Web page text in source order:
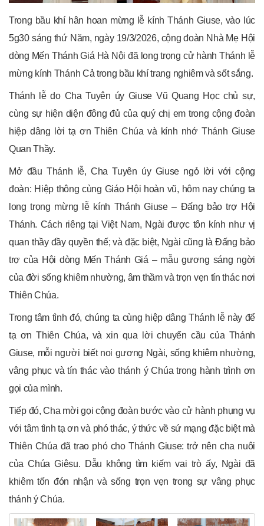
Trong bầu khí hân hoan mừng lễ kính Thánh Giuse, vào lúc
5g30 sáng thứ Năm, ngày 19/3/2026, cộng đoàn Nhà Mẹ Hội
dòng Mến Thánh Giá Hà Nội đã long trọng cử hành Thánh lễ
mừng kính Thánh Cả trong bầu khí trang nghiêm và sốt sắng.
Thánh lễ do Cha Tuyên úy Giuse Vũ Quang Học chủ sự,
cùng sự hiện diện đông đủ của quý chị em trong cộng đoàn
hiệp dâng lời tạ ơn Thiên Chúa và kính nhớ Thánh Giuse
Quan Thầy.
Mở đầu Thánh lễ, Cha Tuyên úy Giuse ngỏ lời với cộng
đoàn: Hiệp thông cùng Giáo Hội hoàn vũ, hôm nay chúng ta
long trọng mừng lễ kính Thánh Giuse – Đấng bảo trợ Hội
Thánh. Cách riêng tại Việt Nam, Ngài được tôn kính như vị
quan thầy đầy quyền thế; và đặc biệt, Ngài cũng là Đấng bảo
trợ của Hội dòng Mến Thánh Giá – mẫu gương sáng ngời
của đời sống khiêm nhường, âm thầm và trọn vẹn tín thác nơi
Thiên Chúa.
Trong tâm tình đó, chúng ta cùng hiệp dâng Thánh lễ này để
tạ ơn Thiên Chúa, và xin qua lời chuyển cầu của Thánh
Giuse, mỗi người biết noi gương Ngài, sống khiêm nhường,
vâng phục và tín thác vào thánh ý Chúa trong hành trình ơn
gọi của mình.
Tiếp đó, Cha mời gọi cộng đoàn bước vào cử hành phụng vụ
với tâm tình tạ ơn và phó thác, ý thức về sứ mạng đặc biệt mà
Thiên Chúa đã trao phó cho Thánh Giuse: trở nên cha nuôi
của Chúa Giêsu. Dẫu không tìm kiếm vai trò ấy, Ngài đã
khiêm tốn đón nhận và sống trọn vẹn trong sự vâng phục
thánh ý Chúa.